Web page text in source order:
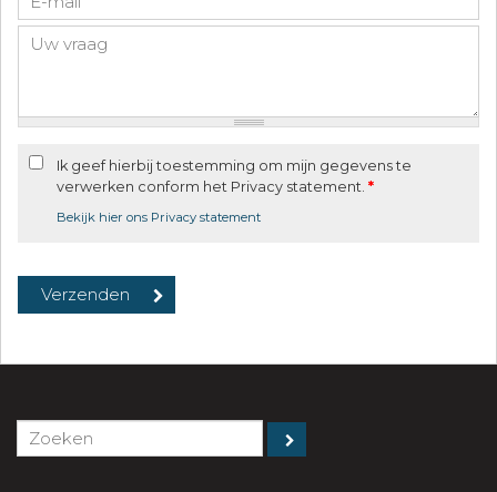
Ik geef hierbij toestemming om mijn gegevens te
verwerken conform het Privacy statement. *
Bekijk hier ons Privacy statement